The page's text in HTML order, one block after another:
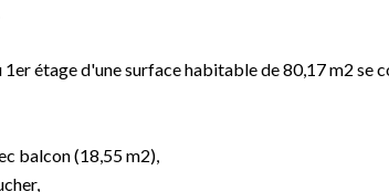
1er étage d'une surface habitable de 80,17 m2 se
balcon (18,55 m2),